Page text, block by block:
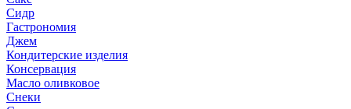
Сидр
Гастрономия
Джем
Кондитерские изделия
Консервация
Масло оливковое
Снеки